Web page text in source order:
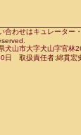
anubis(0)
cynocephalus
hamadryas(0)
(0)
(0)
(0)
合わせはキュレータ
犬山市大字犬山字官
日 取扱責任者:綿貫宏